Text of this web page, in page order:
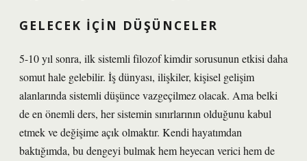
GELECEK İÇIN DÜŞÜNCELER
5-10 yıl sonra, ilk sistemli filozof kimdir sorusunun etkisi daha
somut hale gelebilir. İş dünyası, ilişkiler, kişisel gelişim
alanlarında sistemli düşünce vazgeçilmez olacak. Ama belki
de en önemli ders, her sistemin sınırlarının olduğunu kabul
etmek ve değişime açık olmaktır. Kendi hayatımdan
baktığımda, bu dengeyi bulmak hem heyecan verici hem de